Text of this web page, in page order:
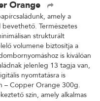
Orange
amely a
Természetes
strukturált
volumene biztosítja a
is kiválóan
jelenleg 13 tagja van,
nyomtatásra is
– Copper Orange 300g.
szín, amely alkalmas